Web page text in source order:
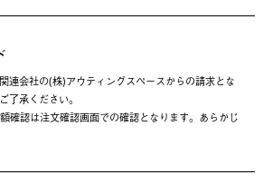
連会社の(株)アウティングスペースからの請求とな
了承ください。
確認は注⽂確認画⾯での確認となります。あらかじ